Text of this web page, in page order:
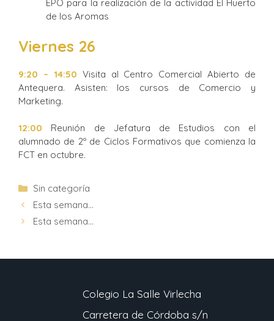
EPO para la realización de la actividad El Huerto
de los Aromas
Viernes 26
9:20 – 14:50 Visita al Centro Comercial Abierto de
Antequera. Asisten: los cursos de Comercio y
Marketing.
12:00 Reunión de Jefatura de Estudios con el
alumnado de 2º de Ciclos Formativos que comienza la
FCT en octubre.
Sin categoría
Esta semana…
Esta semana…
Colegio La Salle Virlecha
Carretera de Córdoba s/n